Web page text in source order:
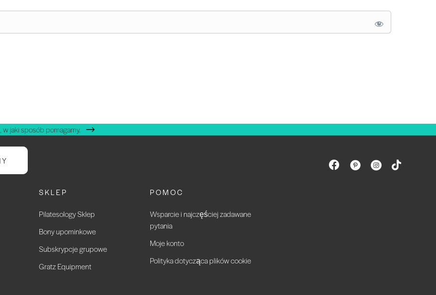
jaki sposób pomagamy.
SKLEP
Pilatesology Sklep
Bony upominkowe
Subskrypcje grupowe
Gratz Equipment
POMOC
Wsparcie i najczęściej zadawane
pytania
Moje konto
Polityka dotycząca plików cookie